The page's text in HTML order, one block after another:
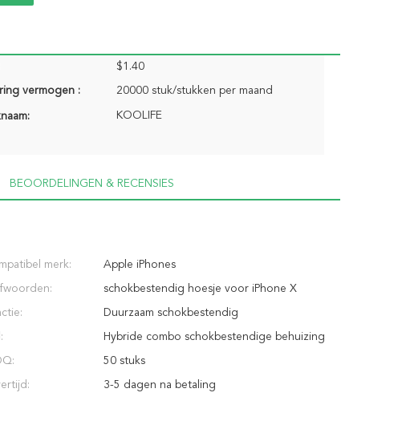
$1.40
vermogen : 20000 stuk/stukken per maand
KOOLIFE
BEOORDELINGEN & RECENSIES
merk: Apple iPhones
schokbestendig hoesje voor iPhone X
Duurzaam schokbestendig
Hybride combo schokbestendige behuizing
50 stuks
3-5 dagen na betaling